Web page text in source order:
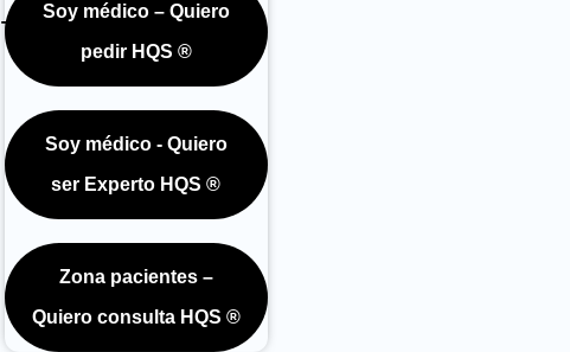
Tienda
Soy médico – Quiero
pedir HQS ®
Soy médico - Quiero
ser Experto HQS ®
Zona pacientes –
Quiero consulta HQS ®